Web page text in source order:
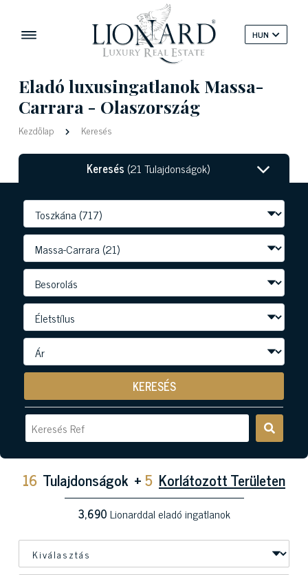
HUN
Eladó luxusingatlanok Massa-
Carrara - Olaszország
Kezdőlap Keresés
Keresés (21 Tulajdonságok)
KERESÉS
16 Tulajdonságok +5 Korlátozott Területen
3,690Lionarddal eladó ingatlanok